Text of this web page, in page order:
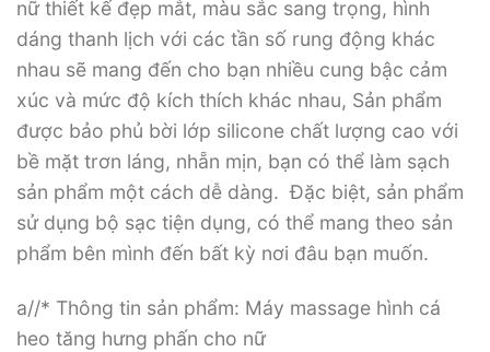
nữ thiết kế đẹp mắt, màu sắc sang trọng, hình
dáng thanh lịch với các tần số rung động khác
nhau sẽ mang đến cho bạn nhiều cung bậc cảm
xúc và mức độ kích thích khác nhau, Sản phẩm
được bảo phủ bời lớp silicone chất lượng cao với
bề mặt trơn láng, nhẵn mịn, bạn có thể làm sạch
sản phẩm một cách dễ dàng. Đặc biệt, sản phẩm
sử dụng bộ sạc tiện dụng, có thể mang theo sản
phẩm bên mình đến bất kỳ nơi đâu bạn muốn.
a//* Thông tin sản phẩm: Máy massage hình cá
heo tăng hưng phấn cho nữ